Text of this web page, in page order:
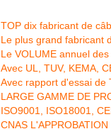
TOP dix fabricant de
Le plus grand fabricant
Le VOLUME annuel
Avec UL, TUV, KEMA,
Avec rapport d'essai de
LARGE GAMME DE
ISO9001, ISO18001,
CNAS